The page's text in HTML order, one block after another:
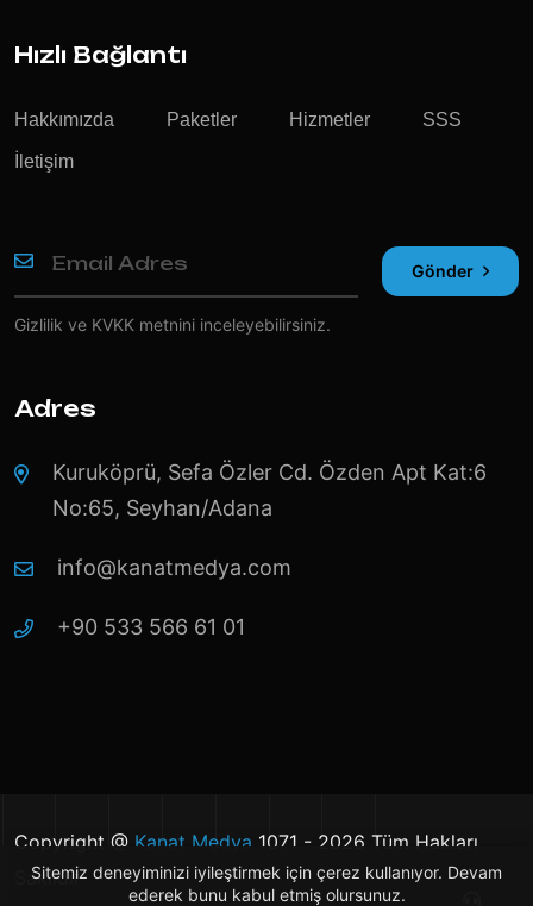
Hızlı Bağlantı
Hakkımızda Paketler Hizmetler SSS
İletişim
Gönder
Gizlilik ve KVKK metnini inceleyebilirsiniz.
Adres
Kuruköprü, Sefa Özler Cd. Özden Apt Kat:6
No:65, Seyhan/Adana
info@kanatmedya.com
+90 533 566 61 01
Copyright @ Kanat Medya 1071 - 2026 Tüm Hakları
Saklıdır
Sitemiz deneyiminizi iyileştirmek için çerez kullanıyor. Devam
ederek bunu kabul etmiş olursunuz.